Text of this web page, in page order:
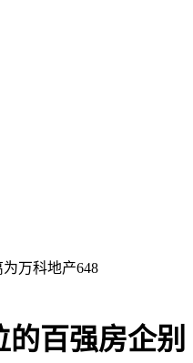
万科地产648
百强房企别